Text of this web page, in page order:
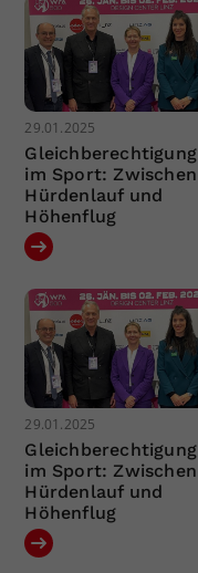
29.01.2025
Gleichberechtigung
im Sport: Zwischen
Hürdenlauf und
Höhenflug
29.01.2025
Gleichberechtigung
im Sport: Zwischen
Hürdenlauf und
Höhenflug